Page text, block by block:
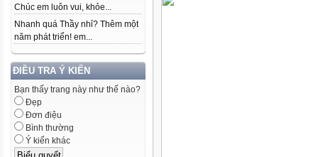
Chúc em luôn vui, khỏe...
Nhanh quá Thầy nhỉ? Thêm một
năm phát triển! em...
ĐIỀU TRA Ý KIẾN
Bạn thấy trang này như thế nào?
Đẹp
Đơn điệu
Bình thường
Ý kiến khác